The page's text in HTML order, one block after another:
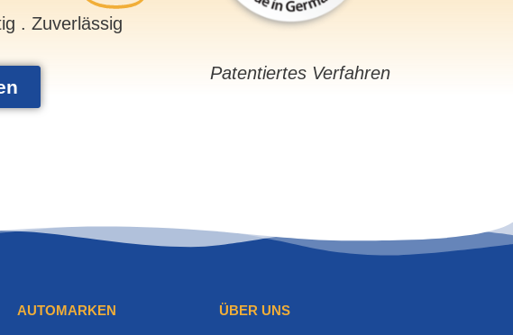
. Zuverlässig
Patentiertes Verfahren
AUTOMARKEN ÜBER UNS